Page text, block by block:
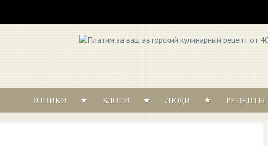
ТОПИКИ БЛОГИ ЛЮДИ РЕЦЕПТЫ